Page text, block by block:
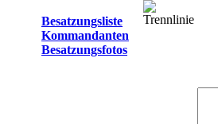
Besatzungsliste
Kommandanten
Besatzungsfotos